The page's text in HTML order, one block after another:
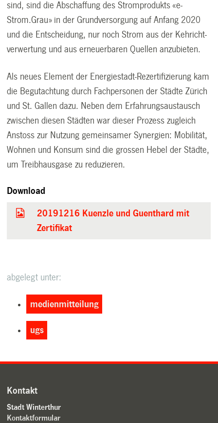
sind, sind die Abschaffung des Stromprodukts «e-
Strom.Grau» in der Grundversorgung auf Anfang 2020
und die Entscheidung, nur noch Strom aus der Kehricht­
verwertung und aus erneuerbaren Quellen anzubieten.
Als neues Element der Energiestadt-Rezertifizierung kam
die Begutachtung durch Fachperso­nen der Städte Zürich
und St. Gallen dazu. Neben dem Erfahrungsaustausch
zwischen diesen Städten war dieser Prozess zugleich
Anstoss zur Nutzung gemeinsamer Synergien: Mobilität,
Wohnen und Konsum sind die grossen Hebel der Städte,
um Treibhausgase zu reduzieren.
Download
20191216 Kuenzle und Guenthard mit
Zertifikat
abgelegt unter:
medienmitteilung
ugs
Kontakt
Stadt Winterthur
Kontaktformular